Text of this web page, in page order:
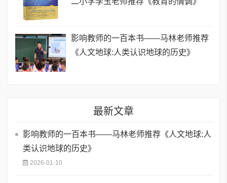
影响教师的一百本书——马林老师推荐
《人文地球:人类认识地球的历史》
最新文章
影响教师的一百本书——马林老师推荐《人文地球:人
类认识地球的历史》
2026-01-10